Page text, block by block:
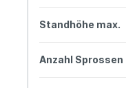
Standhöhe max.
Anzahl Sprossen